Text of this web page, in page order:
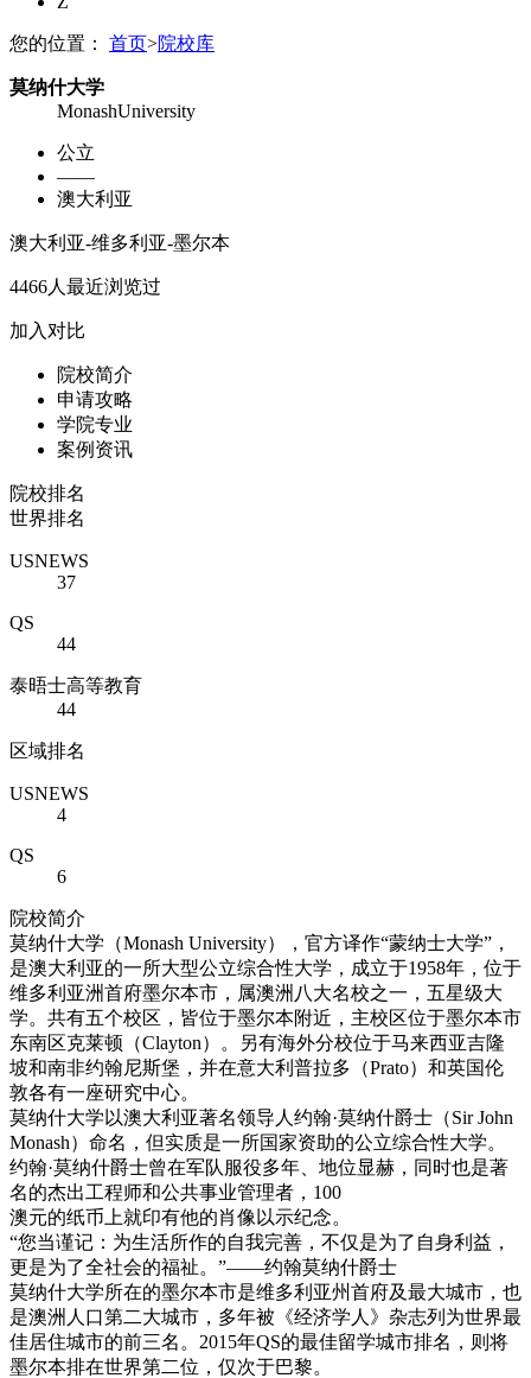
您的位置： 首页>院校库
莫纳什大学
MonashUniversity
公立
——
澳大利亚
澳大利亚-维多利亚-墨尔本
4466人最近浏览过
加入对比
院校简介
申请攻略
学院专业
案例资讯
院校排名
世界排名
USNEWS
37
QS
44
泰晤士高等教育
44
区域排名
USNEWS
4
QS
6
院校简介
莫纳什大学（Monash University），官方译作“蒙纳士大学”，
是澳大利亚的一所大型公立综合性大学，成立于1958年，位于
维多利亚洲首府墨尔本市，属澳洲八大名校之一，五星级大
学。共有五个校区，皆位于墨尔本附近，主校区位于墨尔本市
东南区克莱顿（Clayton）。另有海外分校位于马来西亚吉隆
坡和南非约翰尼斯堡，并在意大利普拉多（Prato）和英国伦
敦各有一座研究中心。
莫纳什大学以澳大利亚著名领导人约翰·莫纳什爵士（Sir John
Monash）命名，但实质是一所国家资助的公立综合性大学。
约翰·莫纳什爵士曾在军队服役多年、地位显赫，同时也是著
名的杰出工程师和公共事业管理者，100
澳元的纸币上就印有他的肖像以示纪念。
“您当谨记：为生活所作的自我完善，不仅是为了自身利益，
更是为了全社会的福祉。”——约翰莫纳什爵士
莫纳什大学所在的墨尔本市是维多利亚州首府及最大城市，也
是澳洲人口第二大城市，多年被《经济学人》杂志列为世界最
佳居住城市的前三名。2015年QS的最佳留学城市排名，则将
墨尔本排在世界第二位，仅次于巴黎。